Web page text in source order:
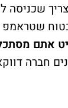
שטראמפ
אתם
חברה